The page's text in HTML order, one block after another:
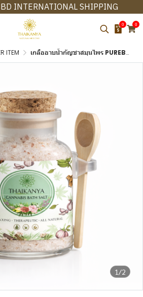
INTERNATIONAL SHIPPING
0 0
ITEM เกลืออาบน้ำกัญชาสมุนไพร PUREBLISS
1/2